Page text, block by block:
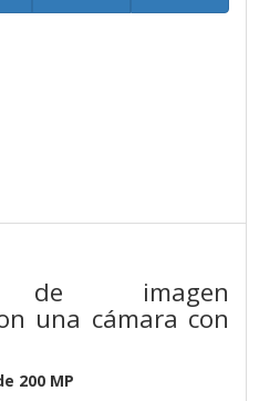
de imagen
una cámara con
200 MP